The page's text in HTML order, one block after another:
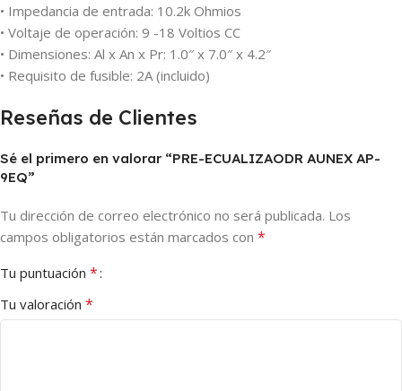
• Impedancia de entrada: 10.2k Ohmios
• Voltaje de operación: 9 -18 Voltios CC
• Dimensiones: Al x An x Pr: 1.0″ x 7.0″ x 4.2″
• Requisito de fusible: 2A (incluido)
Reseñas de Clientes
Sé el primero en valorar “PRE-ECUALIZAODR AUNEX AP-
9EQ”
Tu dirección de correo electrónico no será publicada. Los
campos obligatorios están marcados con *
Tu puntuación *
Tu valoración *